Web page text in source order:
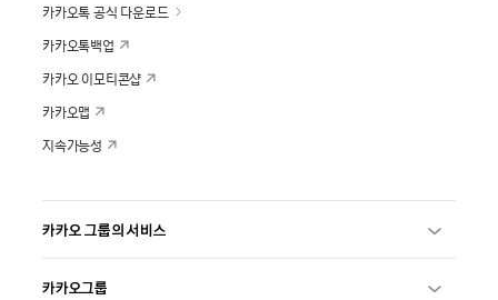
카카오톡 공식 다운로드
카카오톡백업
카카오 이모티콘샵
카카오맵
지속가능성
카카오 그룹의 서비스
카카오그룹